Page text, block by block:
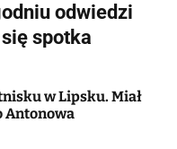
odwiedzi
spotka
w Lipsku. Miał
Antonowa